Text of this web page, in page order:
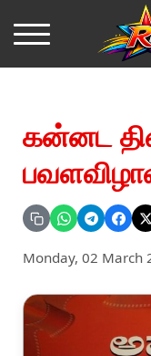
கன்னட
Monday, 02 March